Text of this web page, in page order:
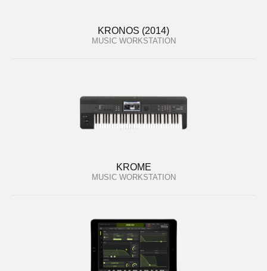
KRONOS (2014)
MUSIC WORKSTATION
KROME
MUSIC WORKSTATION